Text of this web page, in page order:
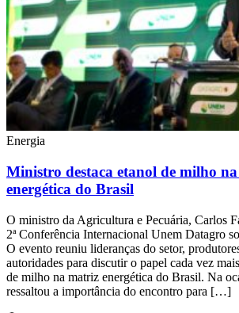
Energia
Ministro destaca etanol de milho
energética do Brasil
O ministro da Agricultura e Pecuária, Carlos
2ª Conferência Internacional Unem Datagro
O evento reuniu lideranças do setor,
autoridades para discutir o papel cada vez
de milho na matriz energética do Brasil. Na
ressaltou a importância do encontro para […]